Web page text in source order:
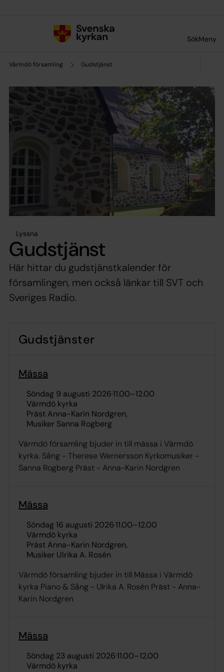
SökMeny
Värmdö församling Gudstjänst
Lyssna
Gudstjänst
Här hittar du gudstjänstkalender för
församlingen, men också länkar till SVT och
Sveriges Radio.
Gudstjänster
Mässa
söndag 9 augusti 2026·11.00–12.00
Värmdö kyrka
Präst Anna-Karin Nordgren
Musiker Sanna Rogberg
Värmdö församling bjuder in till mässa i Värmdö
kyrka. Sång - Therese Wernersson Kyrkomusiker -
Sanna Rogberg Präst - Anna-Karin Nordgren
Mässa
söndag 16 augusti 2026·11.00–12.00
Värmdö kyrka
Präst Anna-Karin Nordgren
Musiker Ulrika A. Rosén
Värmdö församling bjuder in till Mässa i Värmdö
kyrka Piano & Sång - Ulrika A. Rosén Präst - Anna-
Karin Nordgren
Mässa
söndag 23 augusti 2026·11.00–12.00
Värmdö kyrka